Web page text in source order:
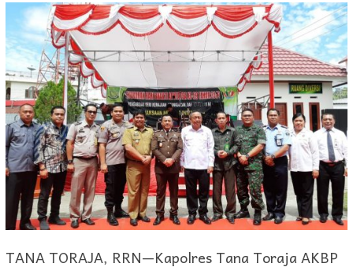
TANA TORAJA, RRN—Kapolres Tana Toraja AKBP